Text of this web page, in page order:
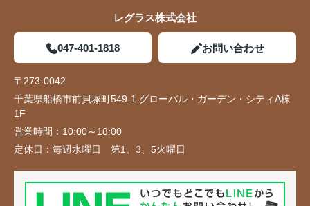
レグラス株式会社
047-401-1818 お問い合わせ
〒273-0042
千葉県船橋市前貝塚町549-1 グローバル・ガーデン・シティA棟
1F
営業時間： 10:00～18:00
定休日： 毎週水曜日 第1、3、5火曜日